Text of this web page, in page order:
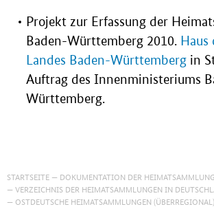
Projekt zur Erfassung der
Baden-Württemberg 2010. Haus
Landes Baden-Württemberg in
Auftrag des Innenministeriums
Württemberg.
STARTSEITE
DOKUMENTATION DER
VERZEICHNIS DER HEIMATSAMMLUNGEN IN
OSTDEUTSCHE HEIMATSAMMLUNGEN (ÜBERREGIONAL)